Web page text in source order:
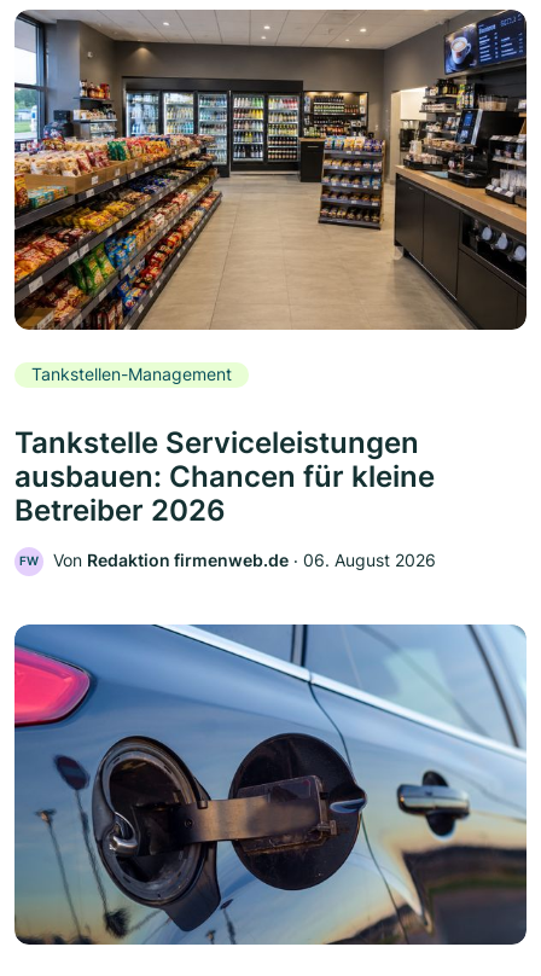
Tankstellen-Management
Tankstelle Serviceleistungen
ausbauen: Chancen für kleine
Betreiber 2026
FW Von Redaktion firmenweb.de ‧ 06. August 2026